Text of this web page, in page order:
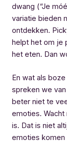
dwang (“Je
variatie bieden
ontdekken.
helpt het om je
het eten. Dan
En wat als
spreken we van
beter niet te
emoties. Wacht
is. Dat is niet
emoties komen